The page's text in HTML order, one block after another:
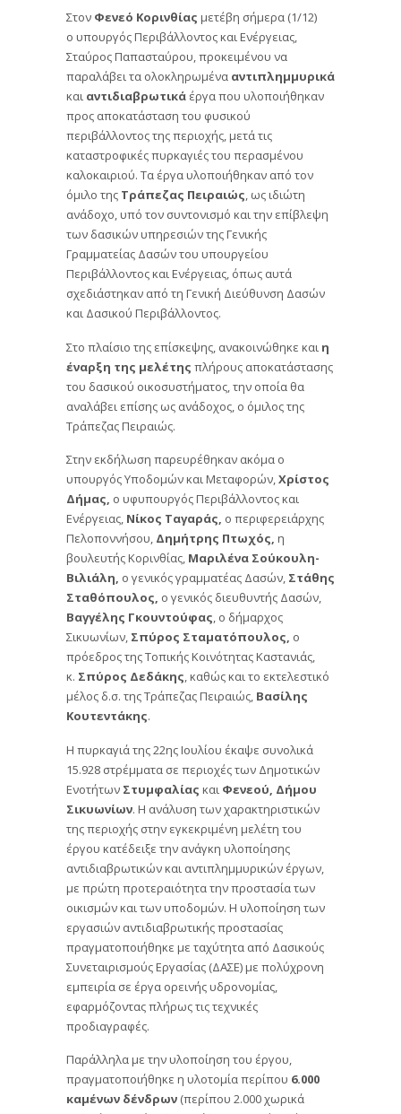
Στον Φενεό Κορινθίας μετέβη σήμερα (1/12)
ο υπουργός Περιβάλλοντος και Ενέργειας,
Σταύρος Παπασταύρου, προκειμένου να
παραλάβει τα ολοκληρωμένα αντιπλημμυρικά
και αντιδιαβρωτικά έργα που υλοποιήθηκαν
προς αποκατάσταση του φυσικού
περιβάλλοντος της περιοχής, μετά τις
καταστροφικές πυρκαγιές του περασμένου
καλοκαιριού. Τα έργα υλοποιήθηκαν από τον
όμιλο της Τράπεζας Πειραιώς , ως ιδιώτη
ανάδοχο, υπό τον συντονισμό και την επίβλεψη
των δασικών υπηρεσιών της Γενικής
Γραμματείας Δασών του υπουργείου
Περιβάλλοντος και Ενέργειας, όπως αυτά
σχεδιάστηκαν από τη Γενική Διεύθυνση Δασών
και Δασικού Περιβάλλοντος.
Στο πλαίσιο της επίσκεψης, ανακοινώθηκε και η
έναρξη της μελέτης πλήρους αποκατάστασης
του δασικού οικοσυστήματος, την οποία θα
αναλάβει επίσης ως ανάδοχος, ο όμιλος της
Τράπεζας Πειραιώς.
Στην εκδήλωση παρευρέθηκαν ακόμα ο
υπουργός Υποδομών και Μεταφορών, Χρίστος
Δήμας, ο υφυπουργός Περιβάλλοντος και
Ενέργειας, Νίκος Ταγαράς, ο περιφερειάρχης
Πελοποννήσου, Δημήτρης Πτωχός, η
βουλευτής Κορινθίας, Μαριλένα Σούκουλη-
Βιλιάλη, ο γενικός γραμματέας Δασών, Στάθης
Σταθόπουλος, ο γενικός διευθυντής Δασών,
Βαγγέλης Γκουντούφας , ο δήμαρχος
Σικυωνίων, Σπύρος Σταματόπουλος, ο
πρόεδρος της Τοπικής Κοινότητας Καστανιάς,
κ. Σπύρος Δεδάκης , καθώς και το εκτελεστικό
μέλος δ.σ. της Τράπεζας Πειραιώς, Βασίλης
Κουτεντάκης.
Η πυρκαγιά της 22ης Ιουλίου έκαψε συνολικά
15.928 στρέμματα σε περιοχές των Δημοτικών
Ενοτήτων Στυμφαλίας και Φενεού, Δήμου
Σικυωνίων. Η ανάλυση των χαρακτηριστικών
της περιοχής στην εγκεκριμένη μελέτη του
έργου κατέδειξε την ανάγκη υλοποίησης
αντιδιαβρωτικών και αντιπλημμυρικών έργων,
με πρώτη προτεραιότητα την προστασία των
οικισμών και των υποδομών. Η υλοποίηση των
εργασιών αντιδιαβρωτικής προστασίας
πραγματοποιήθηκε με ταχύτητα από Δασικούς
Συνεταιρισμούς Εργασίας (ΔΑΣΕ) με πολύχρονη
εμπειρία σε έργα ορεινής υδρονομίας,
εφαρμόζοντας πλήρως τις τεχνικές
προδιαγραφές.
Παράλληλα με την υλοποίηση του έργου,
πραγματοποιήθηκε η υλοτομία περίπου 6.000
καμένων δένδρων (περίπου 2.000 χωρικά